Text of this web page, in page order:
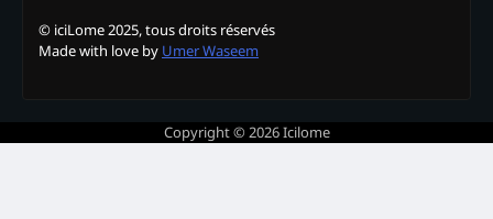
© iciLome 2025, tous droits réservés
Made with love by Umer Waseem
Copyright © 2026Icilome